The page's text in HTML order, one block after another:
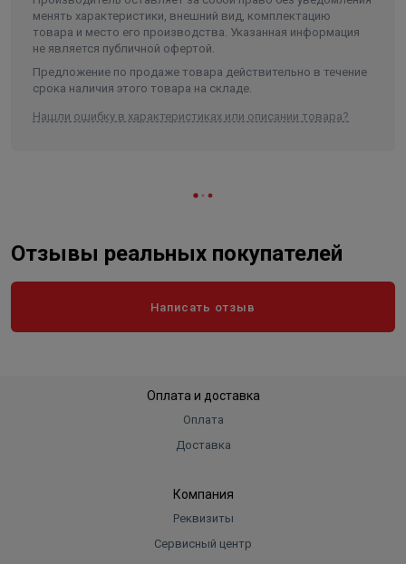
Высота 33
Длина 1000
Ширина 33
Объем 0.001089
менять характеристики, внешний вид, комплектацию
товара и место его производства. Указанная информация
не является публичной офертой.
Предложение по продаже товара действительно в течение
срока наличия этого товара на складе.
Нашли ошибку в характеристиках или описании товара?
Отзывы реальных покупателей
Написать отзыв
Оплата и доставка
Оплата
Доставка
Компания
Реквизиты
Сервисный центр